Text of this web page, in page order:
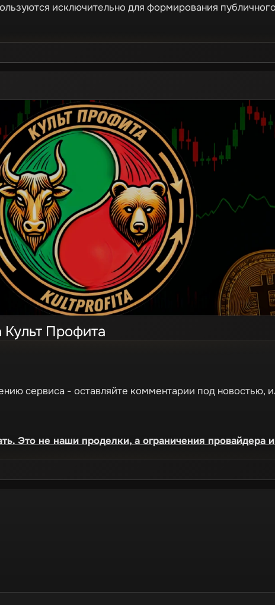
исключительно для формирования
Культ Профита
сервиса - оставляйте комментарии под новостью,
Это не наши проделки, а ограничения провайдера